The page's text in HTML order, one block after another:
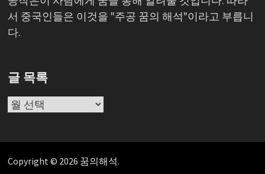
서 중국인들은 이것을 "주공 꿈의 해석"이라고 부릅니
다.
글 목록
글
Copyright © 2026 꿈의해석.